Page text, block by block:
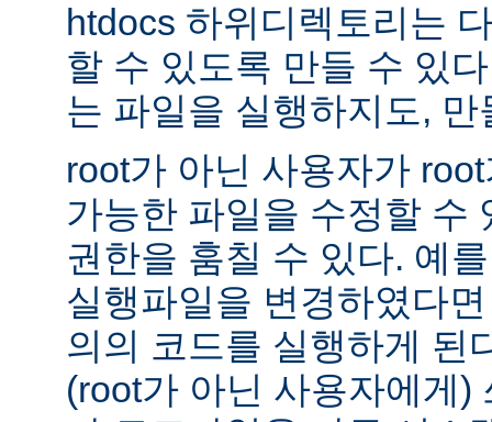
htdocs 하위디렉토리는
할 수 있도록 만들 수 있
는 파일을 실행하지도,
root가 아닌 사용자가
가능한 파일을 수정할 수
권한을 훔칠 수 있다. 예
실행파일을 변경하였다
의의 코드를 실행하게 된
(root가 아닌 사용자에게)